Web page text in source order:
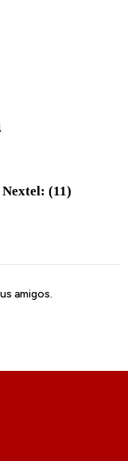
(11)
amigos.